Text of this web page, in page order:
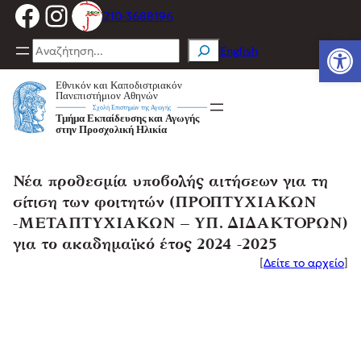
Μετάβαση
στο
περιεχόμενο
Facebook
Instagram
210-3688196
Search English
Νέα προθεσμία υποβολής αιτήσεων για τη
σίτιση των φοιτητών (ΠΡΟΠΤΥΧΙΑΚΩΝ
-ΜΕΤΑΠΤΥΧΙΑΚΩΝ – ΥΠ. ΔΙΔΑΚΤΟΡΩΝ)
για το ακαδημαϊκό έτος 2024 -2025
[Δείτε το αρχείο]